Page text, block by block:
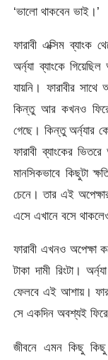
‘ভালো থাকবেন ভাই।’
ফারাবী এক্সিম ব্যাংক
অর্ন্যা ব্যাংকে
যায়নি। ফারাবীর
কিন্তু আর কখনও ফিরে
গেছে। কিন্তু অর্ন্যার
ফারাবী ব্যাংকের
মানসিকভাবে কিছুটা
চেনে। তার এই
এসে এখানে বসে
ফারাবী এখনও অপেক্ষা
টাকা দামী রিংটা।
ফেলবে এই আশায়।
সে একদিন অবশ্যই
জীবনে এমন কিছু কিছু